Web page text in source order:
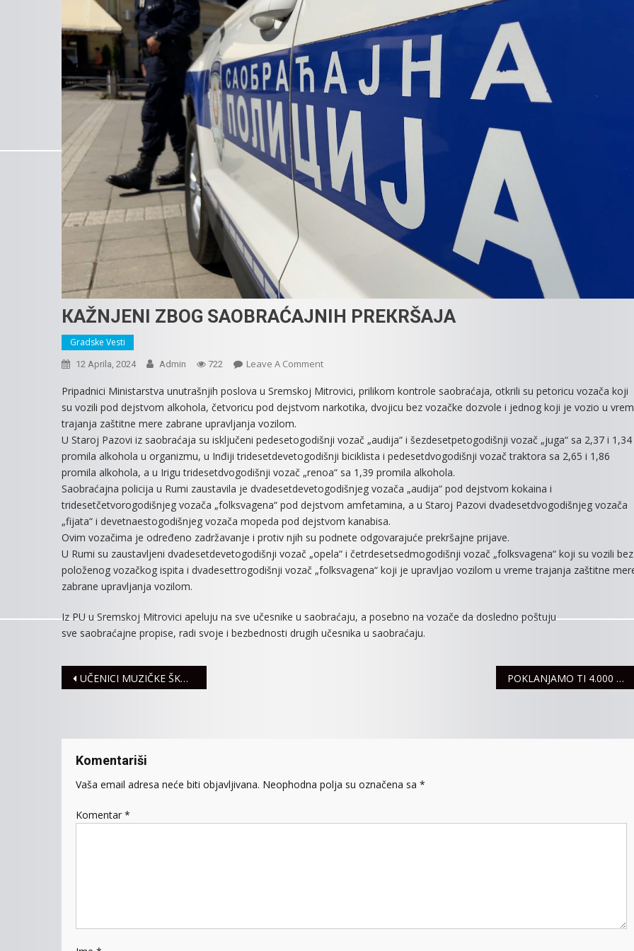
КAŽNJENI ZBOG SAOBRAĆAJNIH PREКRŠAJA
Gradske Vesti
12 Aprila, 2024 Admin 722 Leave A CommentOn
ZBOG
SAOBRAĆAJNIH
Pripadnici Ministarstva unutrašnjih poslova u Sremskoj Mitrovici, prilikom kontrole saobraćaja, otkrili su petoricu vozača koji
su vozili pod dejstvom alkohola, četvoricu pod dejstvom narkotika, dvojicu bez vozačke dozvole i jednog koji je vozio u
trajanja zaštitne mere zabrane upravljanja vozilom.
U Staroj Pazovi iz saobraćaja su isključeni pedesetogodišnji vozač „audija“ i šezdesetpetogodišnji vozač „juga“ sa 2,37 i 1,34
promila alkohola u organizmu, u Inđiji tridesetdevetogodišnji biciklista i pedesetdvogodišnji vozač traktora sa 2,65 i 1,86
promila alkohola, a u Irigu tridesetdvogodišnji vozač „renoa“ sa 1,39 promila alkohola.
Saobraćajna policija u Rumi zaustavila je dvadesetdevetogodišnjeg vozača „audija“ pod dejstvom kokaina i
tridesetčetvorogodišnjeg vozača „folksvagena“ pod dejstvom amfetamina, a u Staroj Pazovi dvadesetdvogodišnjeg vozača
„fijata“ i devetnaestogodišnjeg vozača mopeda pod dejstvom kanabisa.
Ovim vozačima je određeno zadržavanje i protiv njih su podnete odgovarajuće prekršajne prijave.
U Rumi su zaustavljeni dvadesetdevetogodišnji vozač „opela“ i četrdesetsedmogodišnji vozač „folksvagena“ koji su vozili bez
položenog vozačkog ispita i dvadesettrogodišnji vozač „folksvagena“ koji je upravljao vozilom u vreme trajanja zaštitne
zabrane upravljanja vozilom.
Iz PU u Sremskoj Mitrovici apeluju na sve učesnike u saobraćaju, a posebno na vozače da dosledno poštuju
sve saobraćajne propise, radi svoje i bezbednosti drugih učesnika u saobraćaju.
Navigacija
UČENICI MUZIČKE ŠKOLE NIŽU USPEHE POKLANJAMO TI 4.000 DINARA: Preuzmi ih i započni novu online avanturu!
Komentariši
Vaša email adresa neće biti objavljivana. Neophodna polja su označena sa *
Komentar *